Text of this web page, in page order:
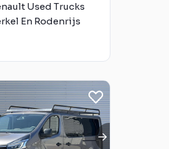
Used Trucks
En Rodenrijs